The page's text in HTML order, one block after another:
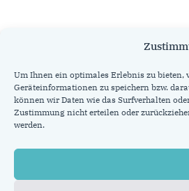
Um Ihnen ein optimales Erlebnis zu bieten,
Geräteinformationen zu speichern bzw.
können wir Daten wie das Surfverhalten
Zustimmung nicht erteilen oder
werden.